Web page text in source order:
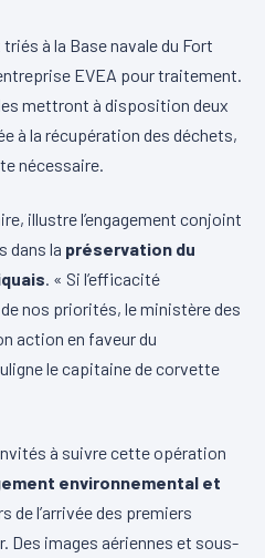
à la Base navale du Fort
EVEA pour traitement.
mettront à disposition deux
à la récupération des déchets,
nécessaire.
illustre l’engagement conjoint
dans la préservation du
. « Si l’efficacité
nos priorités, le ministère des
action en faveur du
le capitaine de corvette
à suivre cette opération
environnemental et
de l’arrivée des premiers
Des images aériennes et sous-